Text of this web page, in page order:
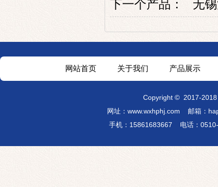
下一个产品： 无
网站首页 关于我们 产品展示
Copyright© 2017-
网址： www.wxhphj.com 邮箱：
手机：15861683667 电话：